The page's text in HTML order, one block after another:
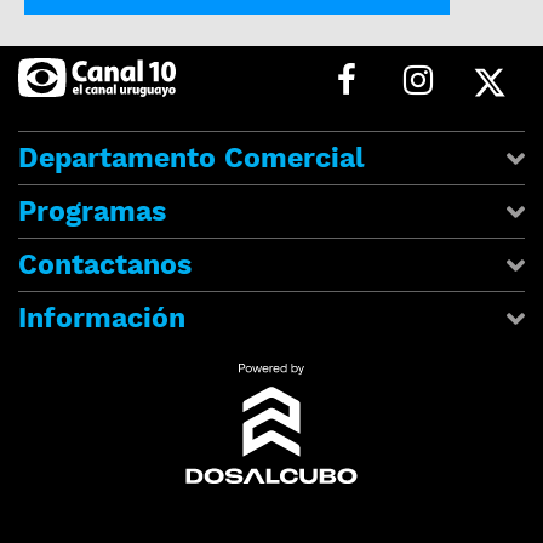
Departamento Comercial
Programas
Contactanos
Información